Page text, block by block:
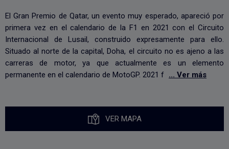
El Gran Premio de Qatar, un evento muy esperado, apareció por
primera vez en el calendario de la F1 en 2021 con el Circuito
Internacional de Lusail, construido expresamente para ello.
Situado al norte de la capital, Doha, el circuito no es ajeno a las
carreras de motor, ya que actualmente es un elemento
permanente en el calendario de MotoGP. 2021 f ... Ver más
VER MAPA